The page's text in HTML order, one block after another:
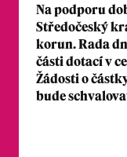
Na podporu
Středočeský
korun. Rada
části dotací v
Žádosti o
bude